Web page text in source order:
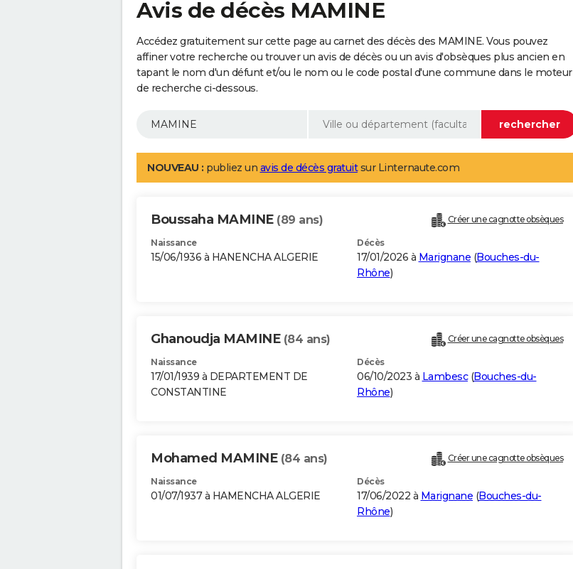
Avis de décès MAMINE
Accédez gratuitement sur cette page au carnet des décès des MAMINE. Vous pouvez
affiner votre recherche ou trouver un avis de décès ou un avis d'obsèques plus ancien en
tapant le nom d'un défunt et/ou le nom ou le code postal d'une commune dans le moteur
de recherche ci-dessous.
NOUVEAU : publiez un avis de décès gratuitsur Linternaute.com
Boussaha MAMINE (89 ans) Créer une cagnotte obsèques
Naissance
15/06/1936 à HANENCHA ALGERIE
Décès
17/01/2026 à Marignane (Bouches-du-
Rhône)
Ghanoudja MAMINE (84 ans) Créer une cagnotte obsèques
Naissance
17/01/1939 à DEPARTEMENT DE
CONSTANTINE
Décès
06/10/2023 à Lambesc(Bouches-du-
Rhône)
Mohamed MAMINE (84 ans) Créer une cagnotte obsèques
Naissance
01/07/1937 à HAMENCHA ALGERIE
Décès
17/06/2022 à Marignane (Bouches-du-
Rhône)